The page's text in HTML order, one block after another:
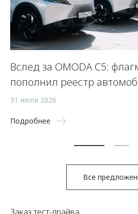
Вслед за OMODA C5:
пополнил реестр
31 июля 2026
Подробнее
Все